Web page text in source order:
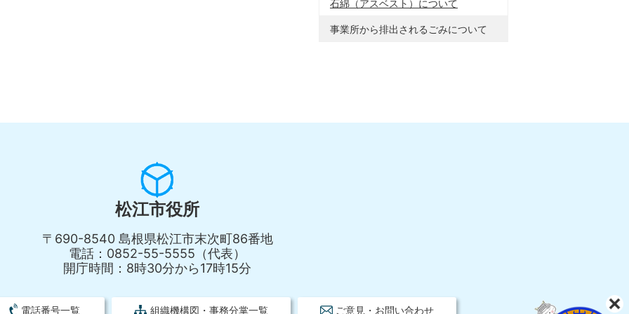
石綿（アスベスト）について
事業所から排出されるごみについて
松江市役所
〒690-8540 島根県松江市末次町86番地
電話：0852-55-5555（代表）
開庁時間：8時30分から17時15分
電話番号一覧 組織機構図・事務分掌一覧 ご意見・お問い合わせ